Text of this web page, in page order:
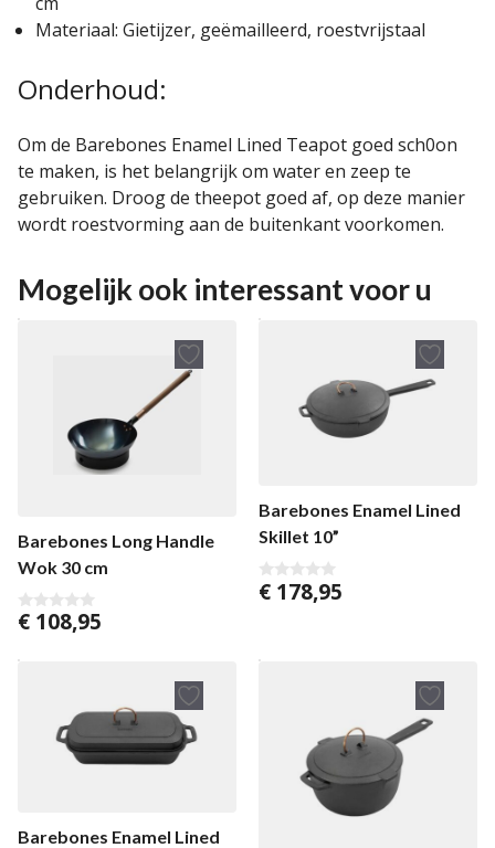
Materiaal: Gietijzer, geëmailleerd, roestvrijstaal
Onderhoud:
Om de Barebones Enamel Lined Teapot goed sch0on
te maken, is het belangrijk om water en zeep te
gebruiken. Droog de theepot goed af, op deze manier
wordt roestvorming aan de buitenkant voorkomen.
Mogelijk ook interessant voor u
Barebones Long Handle
Wok 30 cm
0
n
€ 108,95
Barebones Enamel Lined
Skillet 10”
0
v
€ 178,95
Barebones Enamel Lined